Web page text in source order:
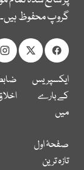
گروپ محفوظ ہیں۔
ایکسپریس
کے بارے
میں
صفحۂ اول
تازہ ترین